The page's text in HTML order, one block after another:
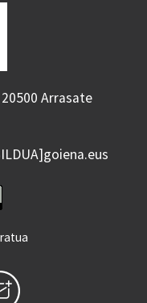
Arrasate